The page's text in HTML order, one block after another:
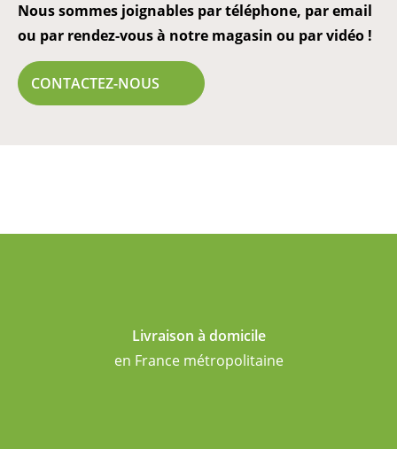
Nous sommes joignables par téléphone, par email
ou par rendez-vous à notre magasin ou par vidéo !
CONTACTEZ-NOUS
Livraison à domicile
en France métropolitaine